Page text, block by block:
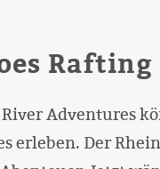
Rafting
Adventures
erleben. Der